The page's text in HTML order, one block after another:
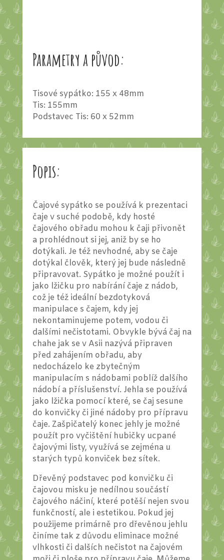
Parametry a původ:
Tisové sypátko: 155 x 48mm
Tis: 155mm
Podstavec Tis: 60 x 52mm
Popis:
Čajové sypátko se používá k prezentaci
čaje v suché podobě, kdy hosté
čajového obřadu mohou k čaji přivonět
a prohlédnout si jej, aniž by se ho
dotýkali. Je též nevhodné, aby se čaje
dotýkal člověk, který jej bude následně
připravovat. Sypátko je možné použít i
jako lžičku pro nabírání čaje z nádob,
což je též ideální bezdotyková
manipulace s čajem, kdy jej
nekontaminujeme potem, vodou či
dalšími nečistotami. Obvykle bývá čaj na
chahe jak se v Asii nazývá připraven
před zahájením obřadu, aby
nedocházelo ke zbytečným
manipulacím s nádobami poblíž dalšího
nádobí a příslušenství. Jehla se používá
jako lžička pomocí které, se čaj sesune
do konvičky či jiné nádoby pro přípravu
čaje. Zašpičatelý konec jehly je možné
použít pro vyčištění hubičky ucpané
čajovými listy, využívá se zejména u
starých typů konviček bez sítek.
Dřevěný podstavec pod konvičku či
čajovou misku je nedílnou součástí
čajového náčiní, které potěší nejen svou
funkčností, ale i estetikou. Pokud jej
použijeme primárně pro dřevěnou jehlu
činíme tak z důvodu eliminace možné
vlhkosti či dalších nečistot na čajovém